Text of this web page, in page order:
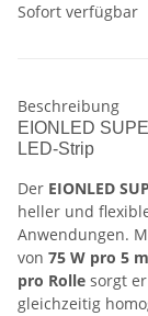
Sofort verfügbar
Beschreibung
EIONLED
LED-Strip
Der EIONLED
heller und
Anwendungen.
von 75 W pro 5 m
pro Rolle sorgt
gleichzeitig